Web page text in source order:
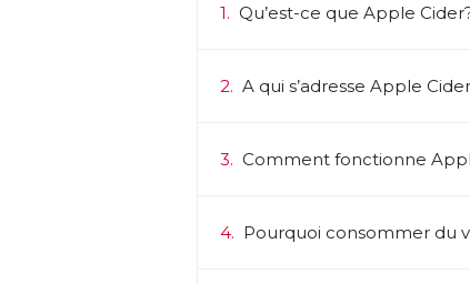
1. Qu’est-ce que Apple
2. A qui s’adresse Apple
3. Comment fonctionne
4. Pourquoi consommer du